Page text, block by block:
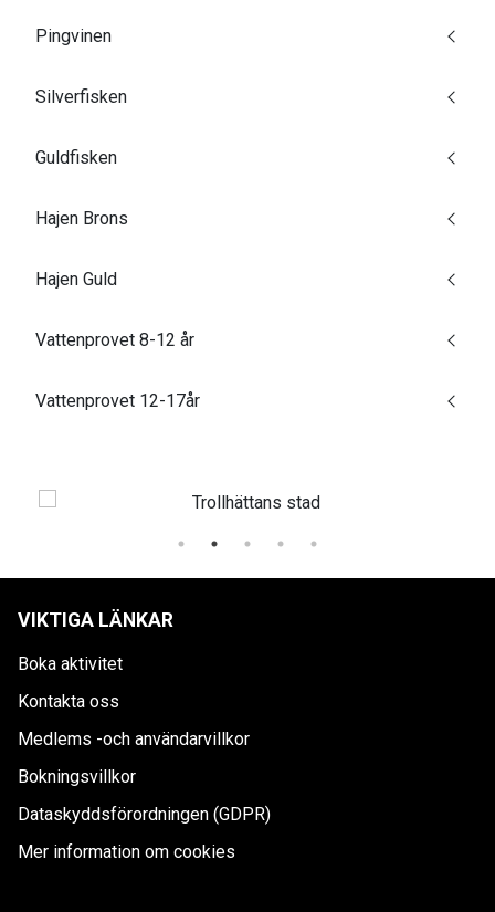
Pingvinen
Silverfisken
Guldfisken
Hajen Brons
Hajen Guld
Vattenprovet 8-12 år
Vattenprovet 12-17år
VIKTIGA LÄNKAR
Boka aktivitet
Kontakta oss
Medlems -och användarvillkor
Bokningsvillkor
Dataskyddsförordningen (GDPR)
Mer information om cookies